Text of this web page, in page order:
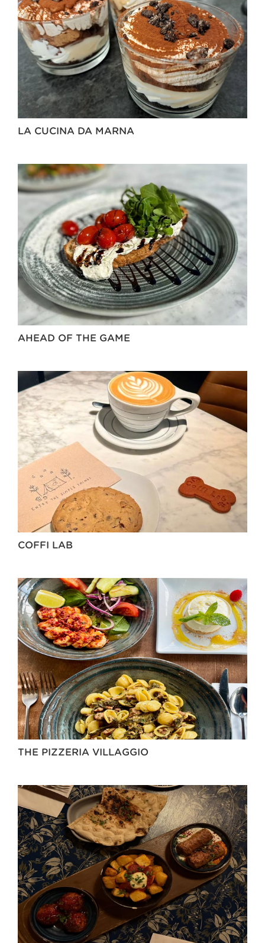
LA CUCINA DA MARNA
AHEAD OF THE GAME
COFFI LAB
THE PIZZERIA VILLAGGIO